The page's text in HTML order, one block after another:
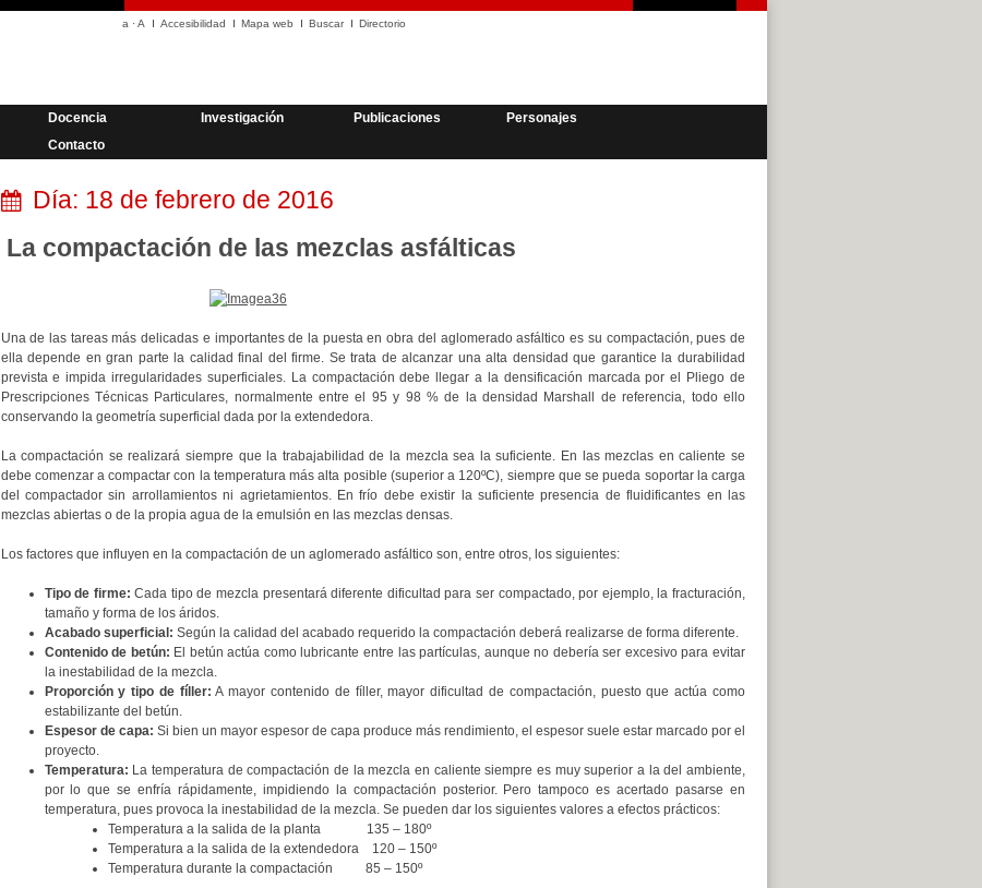
a ·A Accesibilidad Mapa web Buscar Directorio
Docencia Investigación Publicaciones
Personajes
Contacto
Día: 18 de febrero de 2016
La compactación de las mezclas asfálticas
Una de las tareas más delicadas e importantes de la puesta en obra del aglomerado asfáltico es su compactación, pues de
ella depende en gran parte la calidad final del firme. Se trata de alcanzar una alta densidad que garantice la durabilidad
prevista e impida irregularidades superficiales. La compactación debe llegar a la densificación marcada por el Pliego de
Prescripciones Técnicas Particulares, normalmente entre el 95 y 98 % de la densidad Marshall de referencia, todo ello
conservando la geometría superficial dada por la extendedora.
La compactación se realizará siempre que la trabajabilidad de la mezcla sea la suficiente. En las mezclas en caliente se
debe comenzar a compactar con la temperatura más alta posible (superior a 120ºC), siempre que se pueda soportar la carga
del compactador sin arrollamientos ni agrietamientos. En frío debe existir la suficiente presencia de fluidificantes en las
mezclas abiertas o de la propia agua de la emulsión en las mezclas densas.
Los factores que influyen en la compactación de un aglomerado asfáltico son, entre otros, los siguientes:
Tipo de firme: Cada tipo de mezcla presentará diferente dificultad para ser compactado, por ejemplo, la fracturación,
tamaño y forma de los áridos.
Acabado superficial: Según la calidad del acabado requerido la compactación deberá realizarse de forma diferente.
Contenido de betún: El betún actúa como lubricante entre las partículas, aunque no debería ser excesivo para evitar
la inestabilidad de la mezcla.
Proporción y tipo de fíller: A mayor contenido de fíller, mayor dificultad de compactación, puesto que actúa como
estabilizante del betún.
Espesor de capa: Si bien un mayor espesor de capa produce más rendimiento, el espesor suele estar marcado por el
proyecto.
Temperatura: La temperatura de compactación de la mezcla en caliente siempre es muy superior a la del ambiente,
por lo que se enfría rápidamente, impidiendo la compactación posterior. Pero tampoco es acertado pasarse en
temperatura, pues provoca la inestabilidad de la mezcla. Se pueden dar los siguientes valores a efectos prácticos:
Temperatura a la salida de la planta 135 – 180º
Temperatura a la salida de la extendedora 120 – 150º
Temperatura durante la compactación 85 – 150º